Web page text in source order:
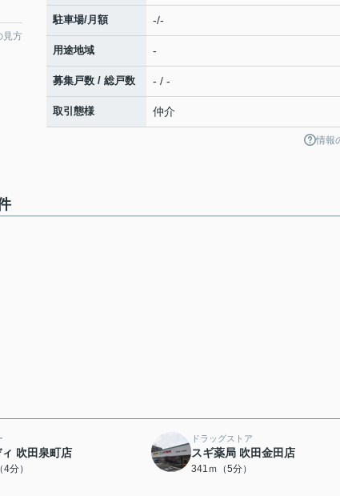
見方
駐車場/月額 -/-
用途地域 -
募集戸数 / 総戸数 - / -
取引態様 仲介
情報
吹田泉町店
分）
ドラッグストア
スギ薬局 吹田金田店
341ｍ（5分）